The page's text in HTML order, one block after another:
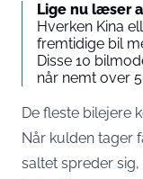
Lige nu læser
Hverken Kina
fremtidige bil
Disse 10
når nemt over
De fleste bilejere
Når kulden tager
saltet spreder